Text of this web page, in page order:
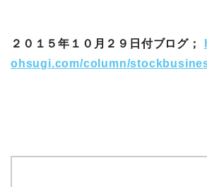
２０１５年１０月２９日付ブログ；
ohsugi.com/column/